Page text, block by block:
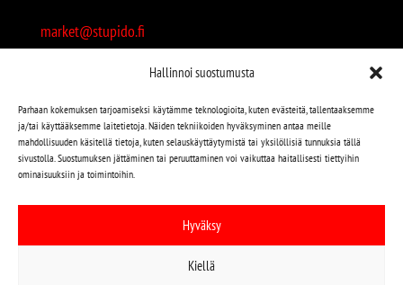
Hallinnoi suostumusta
Parhaan kokemuksen tarjoamiseksi käytämme teknologioita, kuten evästeitä, tallentaaksemme
ja/tai käyttääksemme laitetietoja. Näiden tekniikoiden hyväksyminen antaa meille
mahdollisuuden käsitellä tietoja, kuten selauskäyttäytymistä tai yksilöllisiä tunnuksia tällä
sivustolla. Suostumuksen jättäminen tai peruuttaminen voi vaikuttaa haitallisesti tiettyihin
ominaisuuksiin ja toimintoihin.
Hyväksy
Kiellä
market@stupido.fi
Avoinna:
arkisin 12-18
lauantaisin 12-17
Stupido löytyy myös kivijalasta!
Stupido Marketista löydät niin uudet kuin käytetytkin
levyt, vaatteet, kirjat, korut jne jne…